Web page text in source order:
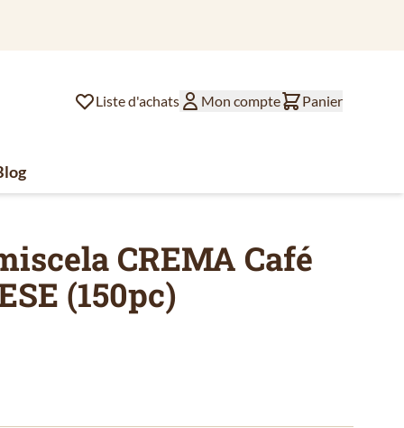
Liste d'achats Mon compte Panier
de café
for Divers
CREMA Café
(150pc)